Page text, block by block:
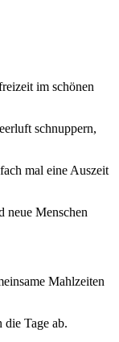
im schönen
schnuppern,
mal eine Auszeit
neue Menschen
Mahlzeiten
die Tage ab.